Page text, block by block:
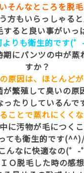
そんなところを脱
方もいらっしゃる
ると良い事がいっ
よりも衛生的です(
期にパンツの中が蒸
すか？
原因は、ほとんどが
が繁殖して臭いの原
たりしているんで
ことで蒸れにくく
に汚物が毛につく
ても衛生的です
んなに快適なの(゜
Ｏ脱毛した時の感